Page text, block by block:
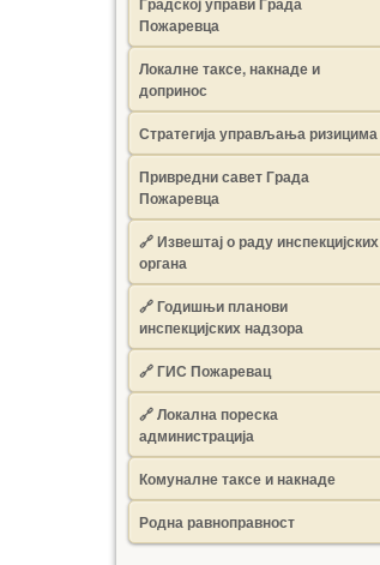
Пожаревца
Локалне таксе, накнаде и
допринос
Стратегија управљања ризицима
Привредни савет Града
Пожаревца
🔗Извештај о раду инспекцијских
органа
🔗Годишњи планови
инспекцијских надзора
🔗 ГИС Пожаревац
🔗 Локална пореска
администрација
Комуналне таксе и накнаде
Родна равноправност